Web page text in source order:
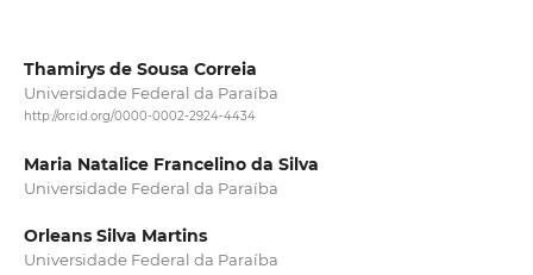
Thamirys de Sousa Correia
Universidade Federal da Paraíba
http://orcid.org/0000-0002-2924-4434
Maria Natalice Francelino da Silva
Universidade Federal da Paraíba
Orleans Silva Martins
Universidade Federal da Paraíba